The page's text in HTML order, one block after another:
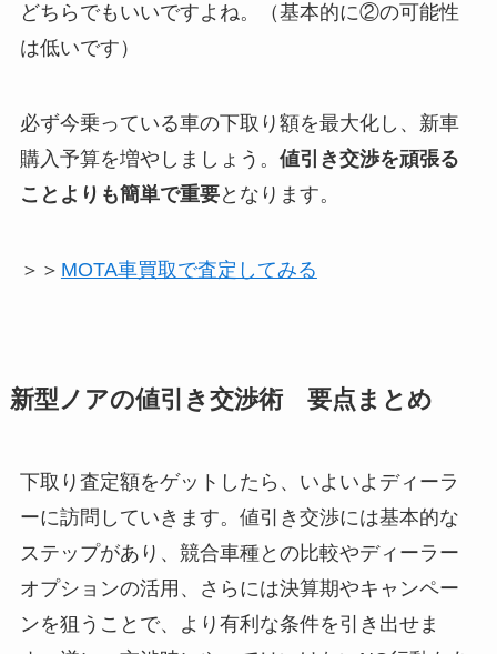
どちらでもいいですよね。（基本的に②の可能性
は低いです）
必ず今乗っている車の下取り額を最大化し、新車
購入予算を増やしましょう。 値引き交渉を頑張る
ことよりも簡単で重要となります。
＞＞ MOTA車買取で査定してみる
新型ノアの値引き交渉術 要点まとめ
下取り査定額をゲットしたら、いよいよディーラ
ーに訪問していきます。値引き交渉には基本的な
ステップがあり、競合車種との比較やディーラー
オプションの活用、さらには決算期やキャンペー
ンを狙うことで、より有利な条件を引き出せま